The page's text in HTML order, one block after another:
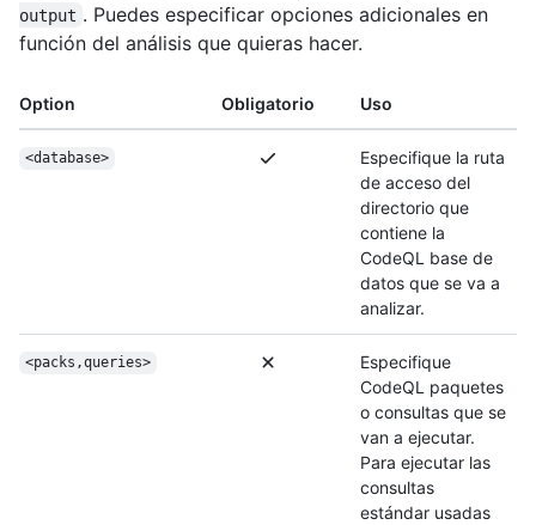
output . Puedes especificar opciones adicionales en
función del análisis que quieras hacer.
Option Obligatorio Uso
<database>
Especifique la ruta
de acceso del
directorio que
contiene la
CodeQL base de
datos que se va a
analizar.
<packs,queries>
Especifique
CodeQL paquetes
o consultas que se
van a ejecutar.
Para ejecutar las
consultas
estándar usadas